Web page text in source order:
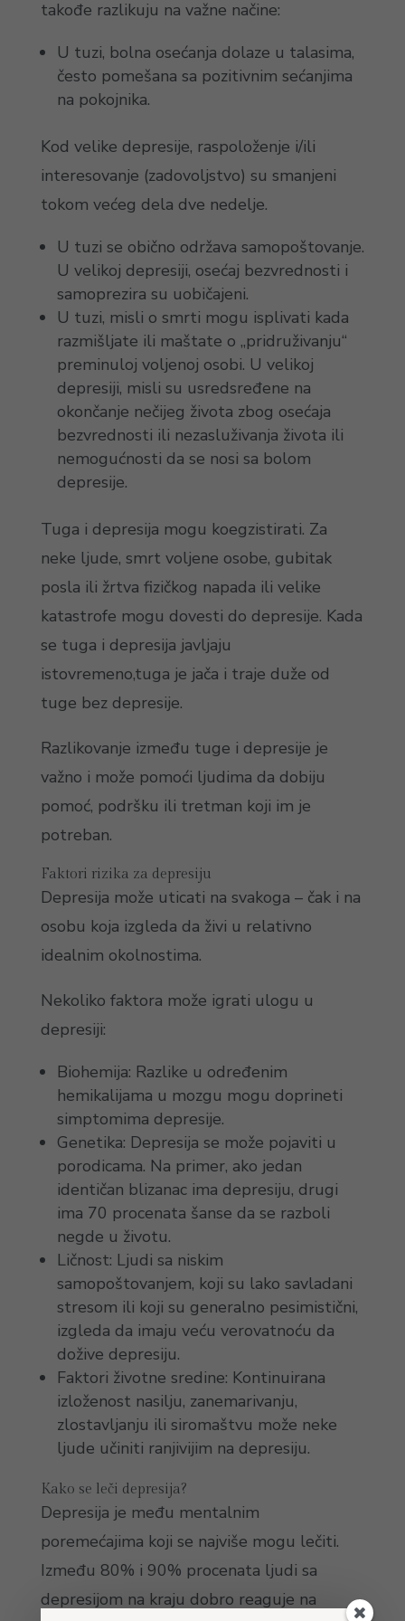
takođe razlikuju na važne načine:
U tuzi, bolna osećanja dolaze u talasima,
često pomešana sa pozitivnim sećanjima
na pokojnika.
Kod velike depresije, raspoloženje i/ili
interesovanje (zadovoljstvo) su smanjeni
tokom većeg dela dve nedelje.
U tuzi se obično održava samopoštovanje.
U velikoj depresiji, osećaj bezvrednosti i
samoprezira su uobičajeni.
U tuzi, misli o smrti mogu isplivati kada
razmišljate ili maštate o „pridruživanju“
preminuloj voljenoj osobi. U velikoj
depresiji, misli su usredsređene na
okončanje nečijeg života zbog osećaja
bezvrednosti ili nezasluživanja života ili
nemogućnosti da se nosi sa bolom
depresije.
Tuga i depresija mogu koegzistirati. Za
neke ljude, smrt voljene osobe, gubitak
posla ili žrtva fizičkog napada ili velike
katastrofe mogu dovesti do depresije. Kada
se tuga i depresija javljaju
istovremeno,tuga je jača i traje duže od
tuge bez depresije.
Razlikovanje između tuge i depresije je
važno i može pomoći ljudima da dobiju
pomoć, podršku ili tretman koji im je
potreban.
Faktori rizika za depresiju
Depresija može uticati na svakoga – čak i na
osobu koja izgleda da živi u relativno
idealnim okolnostima.
Nekoliko faktora može igrati ulogu u
depresiji:
Biohemija: Razlike u određenim
hemikalijama u mozgu mogu doprineti
simptomima depresije.
Genetika: Depresija se može pojaviti u
porodicama. Na primer, ako jedan
identičan blizanac ima depresiju, drugi
ima 70 procenata šanse da se razboli
negde u životu.
Ličnost: Ljudi sa niskim
samopoštovanjem, koji su lako savladani
stresom ili koji su generalno pesimistični,
izgleda da imaju veću verovatnoću da
dožive depresiju.
Faktori životne sredine: Kontinuirana
izloženost nasilju, zanemarivanju,
zlostavljanju ili siromaštvu može neke
ljude učiniti ranjivijim na depresiju.
Kako se leči depresija?
Depresija je među mentalnim
poremećajima koji se najviše mogu lečiti.
Između 80% i 90% procenata ljudi sa
depresijom na kraju dobro reaguje na